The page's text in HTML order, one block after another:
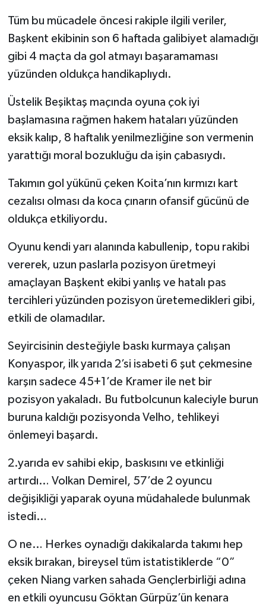
Tüm bu mücadele öncesi rakiple ilgili veriler,
Başkent ekibinin son 6 haftada galibiyet alamadığı
gibi 4 maçta da gol atmayı başaramaması
yüzünden oldukça handikaplıydı.
Üstelik Beşiktaş maçında oyuna çok iyi
başlamasına rağmen hakem hataları yüzünden
eksik kalıp, 8 haftalık yenilmezliğine son vermenin
yarattığı moral bozukluğu da işin çabasıydı.
Takımın gol yükünü çeken Koita’nın kırmızı kart
cezalısı olması da koca çınarın ofansif gücünü de
oldukça etkiliyordu.
Oyunu kendi yarı alanında kabullenip, topu rakibi
vererek, uzun paslarla pozisyon üretmeyi
amaçlayan Başkent ekibi yanlış ve hatalı pas
tercihleri yüzünden pozisyon üretemedikleri gibi,
etkili de olamadılar.
Seyircisinin desteğiyle baskı kurmaya çalışan
Konyaspor, ilk yarıda 2’si isabeti 6 şut çekmesine
karşın sadece 45+1’de Kramer ile net bir
pozisyon yakaladı. Bu futbolcunun kaleciyle burun
buruna kaldığı pozisyonda Velho, tehlikeyi
önlemeyi başardı.
2.yarıda ev sahibi ekip, baskısını ve etkinliği
artırdı… Volkan Demirel, 57’de 2 oyuncu
değişikliği yaparak oyuna müdahalede bulunmak
istedi…
O ne… Herkes oynadığı dakikalarda takımı hep
eksik bırakan, bireysel tüm istatistiklerde “0”
çeken Niang varken sahada Gençlerbirliği adına
en etkili oyuncusu Göktan Gürpüz’ün kenara